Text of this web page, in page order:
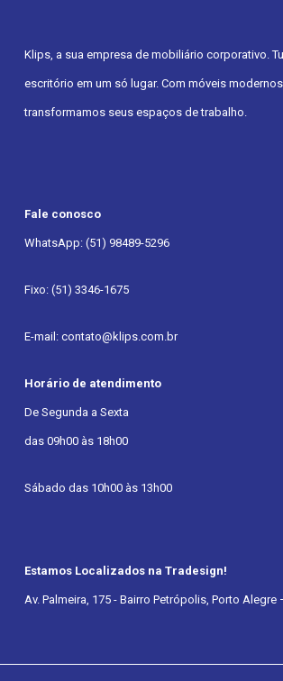
Klips, a sua empresa de mobiliário corporativo.
escritório em um só lugar. Com móveis
transformamos seus espaços de trabalho.
Fale conosco
WhatsApp: (51) 98489-5296
Fixo: (51) 3346-1675
E-mail: contato@klips.com.br
Horário de atendimento
De Segunda a Sexta
das 09h00 às 18h00
Sábado das 10h00 às 13h00
Estamos Localizados na Tradesign!
Av. Palmeira, 175 - Bairro Petrópolis, Porto Alegre